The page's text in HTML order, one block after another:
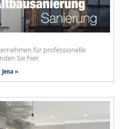
für professionelle
Sie hier
»